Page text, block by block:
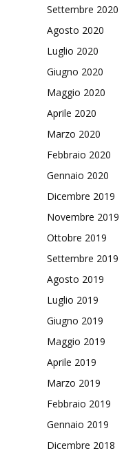
Settembre 2020
Agosto 2020
Luglio 2020
Giugno 2020
Maggio 2020
Aprile 2020
Marzo 2020
Febbraio 2020
Gennaio 2020
Dicembre 2019
Novembre 2019
Ottobre 2019
Settembre 2019
Agosto 2019
Luglio 2019
Giugno 2019
Maggio 2019
Aprile 2019
Marzo 2019
Febbraio 2019
Gennaio 2019
Dicembre 2018